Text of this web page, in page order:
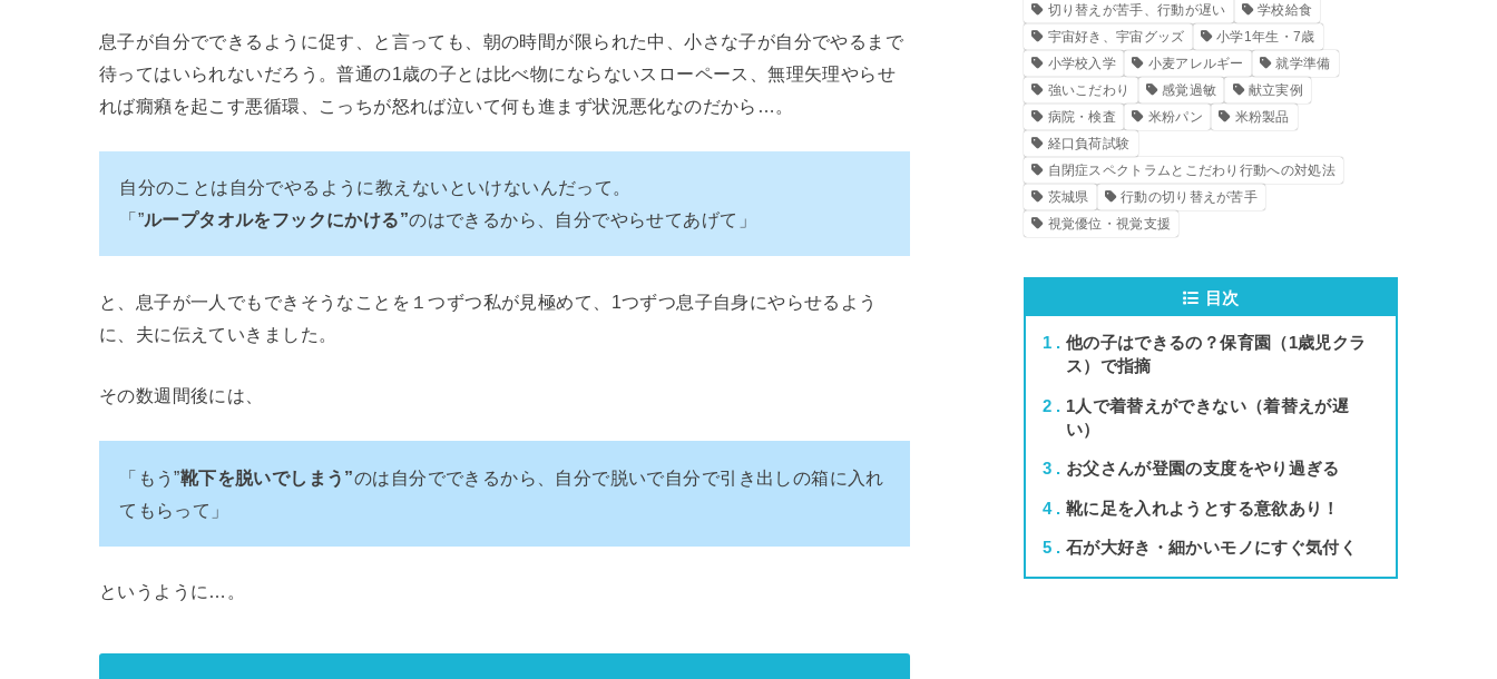
息子が自分でできるように促す、と言っても、朝の時間が限られた中、小さな子が自分でやるまで
待ってはいられないだろう。普通の1歳の子とは比べ物にならないスローペース、無理矢理やらせ
れば癇癪を起こす悪循環、こっちが怒れば泣いて何も進まず状況悪化なのだから…。
自分のことは自分でやるように教えないといけないんだって。
「”ループタオルをフックにかける”のはできるから、自分でやらせてあげて」
と、息子が一人でもできそうなことを１つずつ私が見極めて、1つずつ息子自身にやらせるよう
に、夫に伝えていきました。
その数週間後には、
「もう”靴下を脱いでしまう”のは自分でできるから、自分で脱いで自分で引き出しの箱に入れ
てもらって」
というように…。
切り替えが苦手、行動が遅い
学校給食
宇宙好き、宇宙グッズ
小学1年生・7歳
小学校入学
小麦アレルギー
就学準備
強いこだわり
感覚過敏
献立実例
病院・検査
米粉パン
米粉製品
経口負荷試験
自閉症スペクトラムとこだわり行動への対処法
茨城県
行動の切り替えが苦手
視覚優位・視覚支援
目次
1
他の子はできるの？保育園（1歳児クラ
ス）で指摘
2
1人で着替えができない（着替えが遅
い）
3 お父さんが登園の支度をやり過ぎる
4 靴に足を入れようとする意欲あり！
5 石が大好き・細かいモノにすぐ気付く